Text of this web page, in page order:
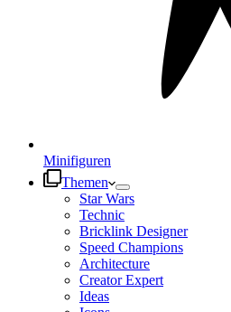
Minifiguren
Themen
Star Wars
Technic
Bricklink Designer
Speed Champions
Architecture
Creator Expert
Ideas